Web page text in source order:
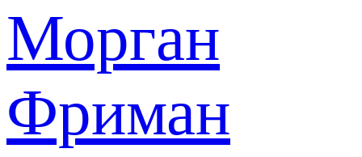
Морган
Фриман